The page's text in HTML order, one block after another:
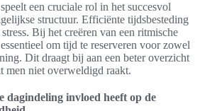
een cruciale rol in het succesvol
structuur. Efficiënte tijdsbesteding
Bij het creëren van een ritmische
om tijd te reserveren voor zowel
Dit draagt bij aan een beter overzicht
men niet overweldigd raakt.
dagindeling invloed heeft op de